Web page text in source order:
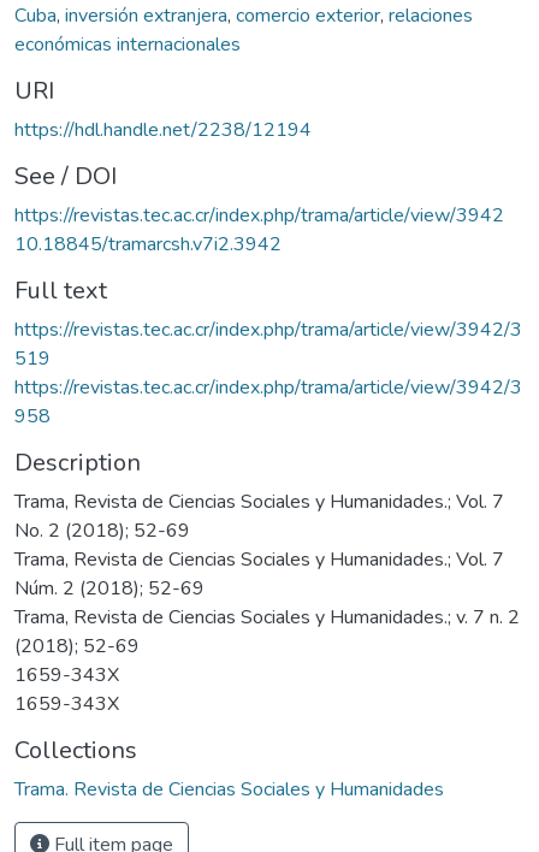
Cuba, inversión extranjera, comercio exterior, relaciones
económicas internacionales
URI
https://hdl.handle.net/2238/12194
See / DOI
https://revistas.tec.ac.cr/index.php/trama/article/view/3942
10.18845/tramarcsh.v7i2.3942
Full text
https://revistas.tec.ac.cr/index.php/trama/article/view/3942/3
519
https://revistas.tec.ac.cr/index.php/trama/article/view/3942/3
958
Description
Trama, Revista de Ciencias Sociales y Humanidades.; Vol. 7
No. 2 (2018); 52-69
Trama, Revista de Ciencias Sociales y Humanidades.; Vol. 7
Núm. 2 (2018); 52-69
Trama, Revista de Ciencias Sociales y Humanidades.; v. 7 n. 2
(2018); 52-69
1659-343X
1659-343X
Collections
Trama. Revista de Ciencias Sociales y Humanidades
Full item page